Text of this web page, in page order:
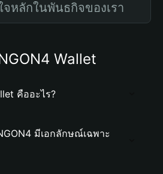
จหลักในพันธกิจของเรา
Wallet
คืออะไร?
มีเอกลักษณ์เฉพาะ